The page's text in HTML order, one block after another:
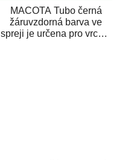
MACOTA Tubo černá
žáruvzdorná barva ve
spreji je určena pro vrchní